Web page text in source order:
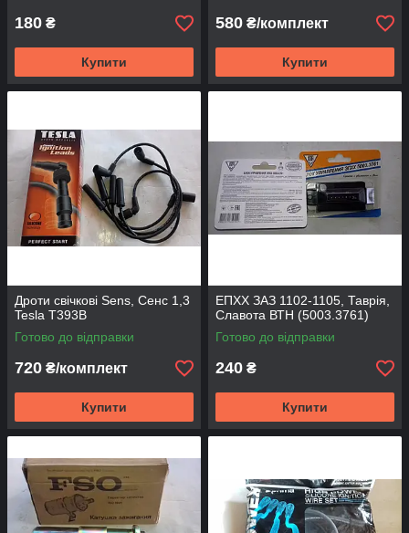
180 ₴
Купити
580 ₴/комплект
Купити
Дроти свічкові Sens, Сенс 1,3
Tesla T393B
Готово до відправки
720 ₴/комплект
Купити
ЕПХХ ЗАЗ 1102-1105, Таврія,
Славота ВТН (5003.3761)
Готово до відправки
240 ₴
Купити